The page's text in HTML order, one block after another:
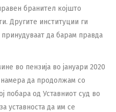
бранител којшто
Другите институции ги
да барам правда
во пензија во јануари 2020
да продолжам со
побара од Уставниот суд во
уставноста да им се